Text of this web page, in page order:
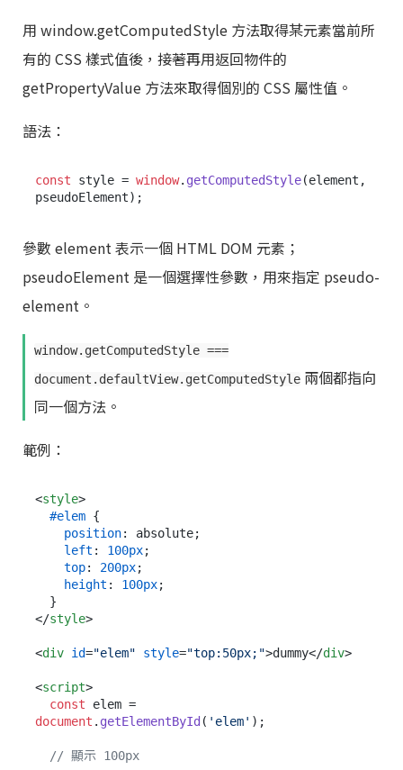
用 window.getComputedStyle 方法取得某元素當前所
有的 CSS 樣式值後，接著再用返回物件的
getPropertyValue 方法來取得個別的 CSS 屬性值。
語法：
const style = window. getComputedStyle(element,
參數 element 表示一個 HTML DOM 元素；
pseudoElement 是一個選擇性參數，用來指定 pseudo-
element。
window.getComputedStyle ===
document.defaultView.getComputedStyle 兩個都指向
同一個方法。
範例：
<style>
#elem {
position: absolute;
left : 100px;
top: 200px;
height : 100px;
</style>
<div id="elem" style="top:50px;">dummy</div>
<script>
const
document . getElementById( 'elem' );
// 顯示 100px